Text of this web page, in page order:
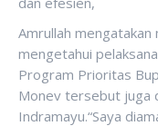
Amrullah mengatakan
mengetahui
Program Prioritas
Monev tersebut juga
Indramayu.“Saya